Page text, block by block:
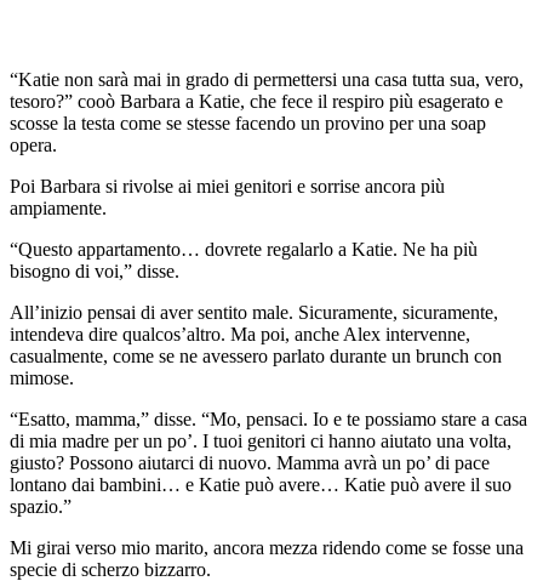
“Katie non sarà mai in grado di permettersi una casa tutta sua, vero,
tesoro?” cooò Barbara a Katie, che fece il respiro più esagerato e
scosse la testa come se stesse facendo un provino per una soap
opera.
Poi Barbara si rivolse ai miei genitori e sorrise ancora più
ampiamente.
“Questo appartamento… dovrete regalarlo a Katie. Ne ha più
bisogno di voi,” disse.
All’inizio pensai di aver sentito male. Sicuramente, sicuramente,
intendeva dire qualcos’altro. Ma poi, anche Alex intervenne,
casualmente, come se ne avessero parlato durante un brunch con
mimose.
“Esatto, mamma,” disse. “Mo, pensaci. Io e te possiamo stare a casa
di mia madre per un po’. I tuoi genitori ci hanno aiutato una volta,
giusto? Possono aiutarci di nuovo. Mamma avrà un po’ di pace
lontano dai bambini… e Katie può avere… Katie può avere il suo
spazio.”
Mi girai verso mio marito, ancora mezza ridendo come se fosse una
specie di scherzo bizzarro.